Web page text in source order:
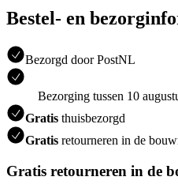
Bestel- en
Bezorgd door PostNL
Bezorging tussen 10
Gratis thuisbezorgd
Gratis retourneren in de
Gratis retourneren in de